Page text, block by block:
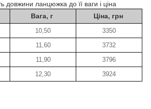
Вага, г Ціна, грн
довжини ланцюжка до її ваги і ціна
10,50
3350
11,60
3732
11,90
3796
12,30 3924